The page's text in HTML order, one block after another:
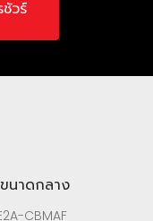
วร์
นาดกลาง
CBMAF